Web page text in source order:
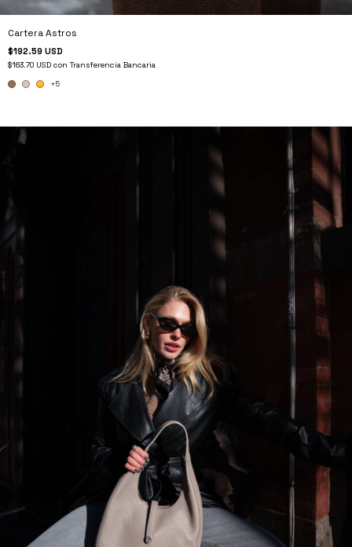
Cartera Astros
$192.59 USD
$163.70 USD con Transferencia Bancaria
+5